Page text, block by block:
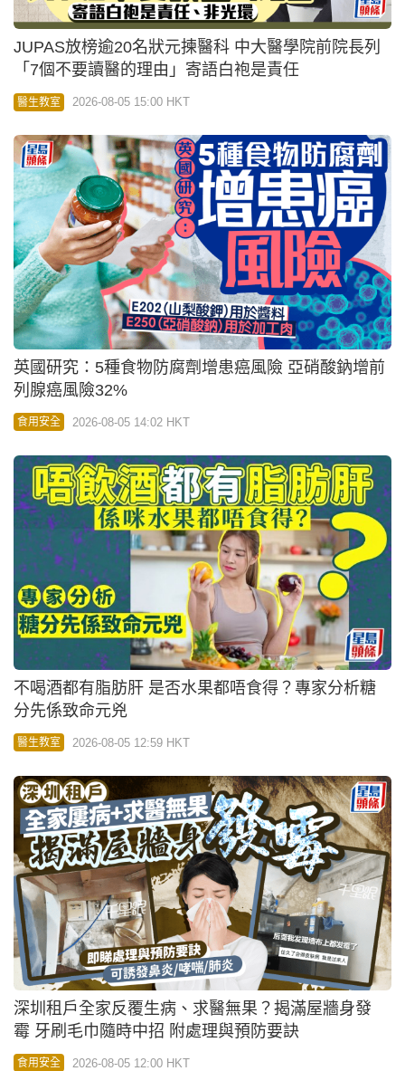
JUPAS放榜逾20名狀元揀醫科 中大醫學院前院長列
「7個不要讀醫的理由」寄語白袍是責任
醫生教室 2026-08-05 15:00 HKT
英國研究：5種食物防腐劑增患癌風險 亞硝酸鈉增前
列腺癌風險32%
食用安全 2026-08-05 14:02 HKT
不喝酒都有脂肪肝 是否水果都唔食得？專家分析糖
分先係致命元兇
醫生教室 2026-08-05 12:59 HKT
深圳租戶全家反覆生病、求醫無果？揭滿屋牆身發
霉 牙刷毛巾隨時中招 附處理與預防要訣
食用安全 2026-08-05 12:00 HKT